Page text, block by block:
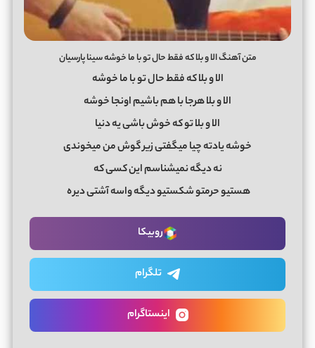
متن آهنگ الا و بلا که فقط حال تو با ما خوشه سینا پارسیان
الا و بلا که فقط حال تو با ما خوشه
الا و بلا هرجا با هم باشیم اونجا خوشه
الا و بلا تو که خوش باشی یه دنیا
خوشه یادته چیا میگفتی زیر گوش من میخوندی
نه دیگه نمیشناسم این کسی که
هستیو حرمتو شکستیو دیگه واسه آشتی دیره
روبیکا
تلگرام
اینستاگرام